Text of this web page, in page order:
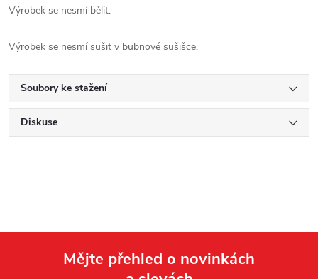
Výrobek se nesmí bělit.
Výrobek se nesmí sušit v bubnové sušišce.
Soubory ke stažení
Diskuse
Mějte přehled o novinkách